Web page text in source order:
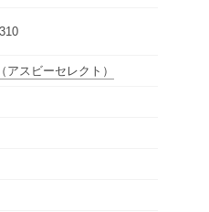
（アスビーセレクト）